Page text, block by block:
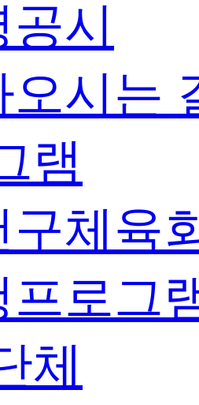
공시
오시는
램
구체육
프로그
체